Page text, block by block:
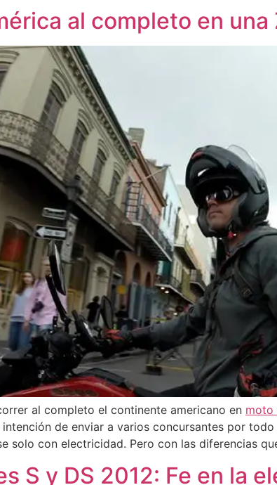
al completo en
al completo el continente americano en moto
de enviar a varios concursantes por
solo con electricidad. Pero con las diferencias
S y DS 2012: Fe en la